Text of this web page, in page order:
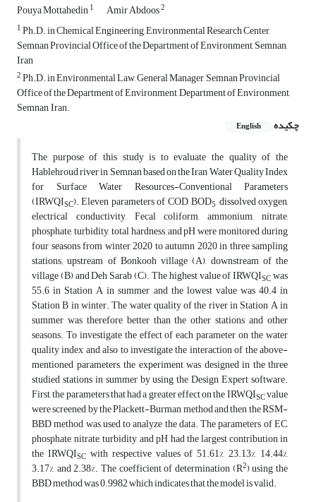
Pouya Mottahedin1 Amir Abdoos2
1Ph.D. in Chemical Engineering, Environmental Research Center,
Semnan Provincial Office of the Department of Environment, Semnan,
Iran
2Ph.D. in Environmental Law, General Manager, Semnan Provincial
Office of the Department of Environment, Department of Environment,
Semnan, Iran.
چکیده
English
The purpose of this study is to evaluate the quality of the
Hablehroud river in Semnan based on the Iran Water Quality Index
for Surface Water Resources-Conventional Parameters
(IRWQISC). Eleven parameters of COD, BOD5, dissolved oxygen,
electrical conductivity, Fecal coliform, ammonium, nitrate,
phosphate, turbidity, total hardness, and pH were monitored during
four seasons from winter 2020 to autumn 2020 in three sampling
stations; upstream of Bonkooh village (A), downstream of the
village (B) and Deh Sarab (C). The highest value of IRWQISCwas
55.6 in Station A in summer and the lowest value was 40.4 in
Station B in winter. The water quality of the river in Station A in
summer was therefore better than the other stations and other
seasons. To investigate the effect of each parameter on the water
quality index and also to investigate the interaction of the above-
mentioned parameters, the experiment was designed in the three
studied stations in summer by using the Design Expert software.
First, the parameters that had a greater effect on the IRWQISCvalue
were screened by the Plackett-Burman method and then the RSM-
BBD method was used to analyze the data. The parameters of EC,
phosphate, nitrate, turbidity, and pH had the largest contribution in
the IRWQISCwith respective values of 51.61%, 23.13%, 14.44%,
3.17%, and 2.38%. The coefficient of determination (R2) using the
BBD method was 0.9982 which indicates that the model is valid.